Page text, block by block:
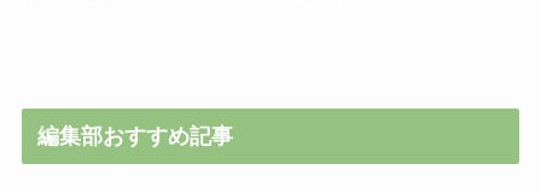
編集部おすすめ記事